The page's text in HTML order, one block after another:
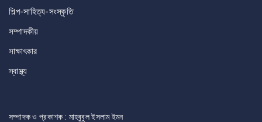
শিল্প-সাহিত্য-সংস্কৃতি
সম্পাদকীয়
সাক্ষাৎকার
স্বাস্থ্য
সম্পাদক ও প্রকাশক : মাহবুবুল ইসলাম ইমন